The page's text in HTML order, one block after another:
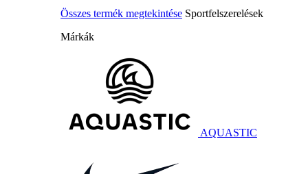
Összes termék megtekintése Sportfelszerelések
Márkák
AQUASTIC